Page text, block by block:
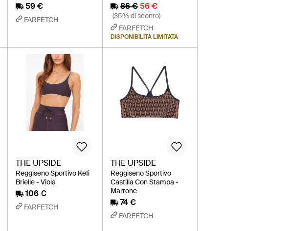
59 €
FARFETCH
86 €56 €
(35% di sconto)
FARFETCH
DISPONIBILITÀ LIMITATA
THE UPSIDE
Reggiseno Sportivo Kefi
Brielle - Viola
106 €
FARFETCH
THE UPSIDE
Reggiseno Sportivo
Castilla Con Stampa -
Marrone
74 €
FARFETCH